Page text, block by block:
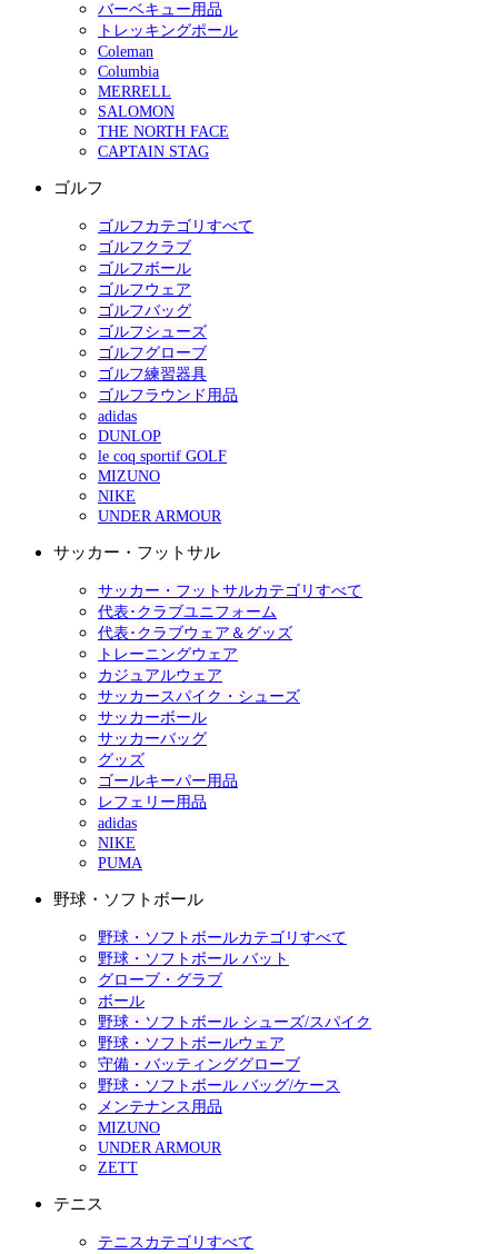
バーベキュー用品
トレッキングポール
Coleman
Columbia
MERRELL
SALOMON
THE NORTH FACE
CAPTAIN STAG
ゴルフ
ゴルフカテゴリすべて
ゴルフクラブ
ゴルフボール
ゴルフウェア
ゴルフバッグ
ゴルフシューズ
ゴルフグローブ
ゴルフ練習器具
ゴルフラウンド用品
adidas
DUNLOP
le coq sportif GOLF
MIZUNO
NIKE
UNDER ARMOUR
サッカー・フットサル
サッカー・フットサルカテゴリすべて
代表･クラブユニフォーム
代表･クラブウェア＆グッズ
トレーニングウェア
カジュアルウェア
サッカースパイク・シューズ
サッカーボール
サッカーバッグ
グッズ
ゴールキーパー用品
レフェリー用品
adidas
NIKE
PUMA
野球・ソフトボール
野球・ソフトボールカテゴリすべて
野球・ソフトボール バット
グローブ・グラブ
ボール
野球・ソフトボール シューズ/スパイク
野球・ソフトボールウェア
守備・バッティンググローブ
野球・ソフトボール バッグ/ケース
メンテナンス用品
MIZUNO
UNDER ARMOUR
ZETT
テニス
テニスカテゴリすべて